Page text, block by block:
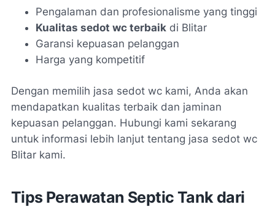
Pengalaman dan profesionalisme yang tinggi
Kualitas sedot wc terbaik di Blitar
Garansi kepuasan pelanggan
Harga yang kompetitif
Dengan memilih jasa sedot wc kami, Anda akan
mendapatkan kualitas terbaik dan jaminan
kepuasan pelanggan. Hubungi kami sekarang
untuk informasi lebih lanjut tentang jasa sedot wc
Blitar kami.
Tips Perawatan Septic Tank dari